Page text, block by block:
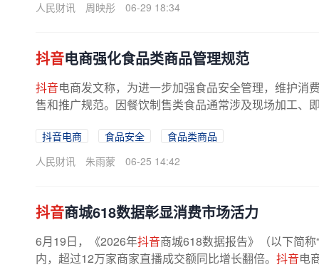
人民财讯
周映彤 06-29 18:34
抖音电商强化食品类商品管理规范
抖音电商发文称，为进一步加强食品安全管理，维护消
售和推广规范。因餐饮制售类食品通常涉及现场加工、
抖音电商 食品安全
食品类商品
人民财讯
朱雨蒙 06-25 14:42
抖音商城618数据彰显消费市场活力
6月19日，《2026年抖音商城618数据报告》（以下简
内，超过12万家商家直播成交额同比增长翻倍。 抖音电